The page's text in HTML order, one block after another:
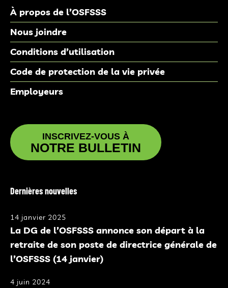
À propos de l’OSFSSS
Nous joindre
Conditions d’utilisation
Code de protection de la vie privée
Employeurs
INSCRIVEZ-VOUS À
NOTRE BULLETIN
Dernières nouvelles
14 janvier 2025
La DG de l’OSFSSS annonce son départ à la
retraite de son poste de directrice générale de
l’OSFSSS (14 janvier)
4 juin 2024